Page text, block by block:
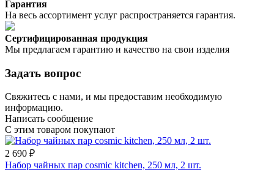
Гарантия
На весь ассортимент услуг распространяется гарантия.
Сертифицированная продукция
Мы предлагаем гарантию и качество на свои изделия
Задать вопрос
Свяжитесь с нами, и мы предоставим необходимую
информацию.
Написать сообщение
С этим товаром покупают
2 690 ₽
Набор чайных пар cosmic kitchen, 250 мл, 2 шт.